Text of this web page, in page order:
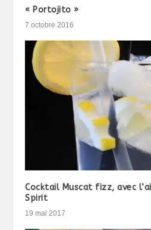
« Portojito »
7 octobre 2016
Cocktail Muscat fizz, avec
Spirit
19 mai 2017